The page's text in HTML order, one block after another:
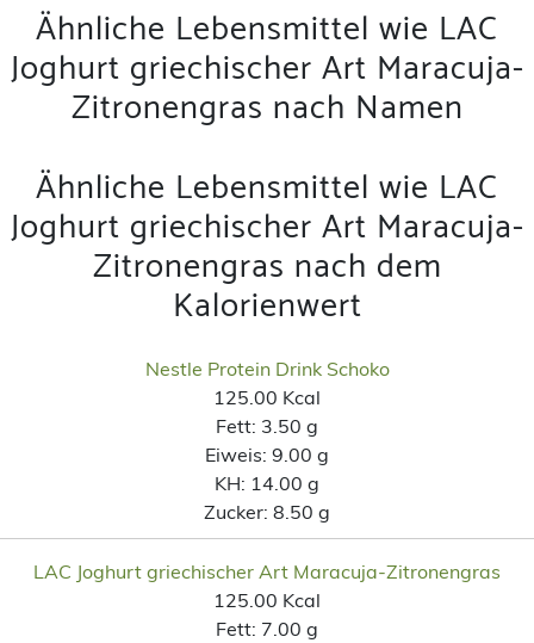
Ähnliche Lebensmittel wie LAC
Joghurt griechischer Art Maracuja-
Zitronengras nach Namen
Ähnliche Lebensmittel wie LAC
Joghurt griechischer Art Maracuja-
Zitronengras nach dem
Kalorienwert
Nestle Protein Drink Schoko
125.00 Kcal
Fett: 3.50 g
Eiweis: 9.00 g
KH: 14.00 g
Zucker: 8.50 g
LAC Joghurt griechischer Art Maracuja-Zitronengras
125.00 Kcal
Fett: 7.00 g